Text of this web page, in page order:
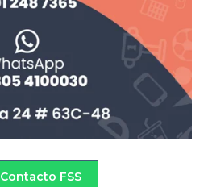
Contacto FSS